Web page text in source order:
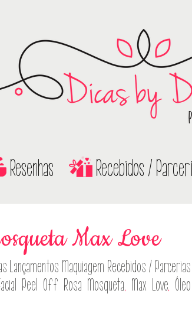
Resenhas Recebidos /
Max Love
Lançamentos Maquiagem Recebidos / Parcerias
Peel Off Rosa Mosqueta, Max Love,